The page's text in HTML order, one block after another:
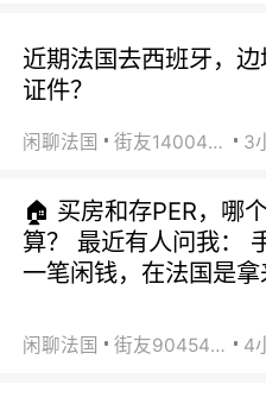
近期法国去西班牙，
证件？
闲聊法国 街友14004820 3
🏠 买房和存PER，哪
算？ 最近有人问我：
一笔闲钱，在法国是拿
闲聊法国 街友90454511 4